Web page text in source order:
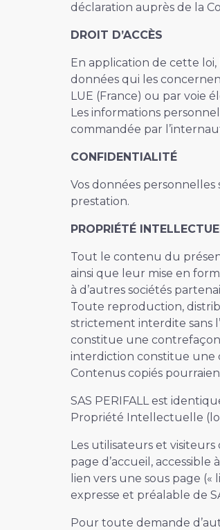
déclaration auprès de la
DROIT D’ACCÈS
En application de cette
données qui les
LUE (France) ou par voie
Les informations
commandée par
CONFIDENTIALITÉ
Vos données
prestation.
PROPRIÉTÉ
Tout le contenu du
ainsi que leur mise en
à d’autres sociétés
Toute reproduction,
strictement interdite sans
constitue une
interdiction constitue une
Contenus copiés
SAS PERIFALL est
Propriété Intellectuelle (loi
Les utilisateurs et
page d’accueil,
lien vers une sous page
expresse et préalable de
Pour toute demande